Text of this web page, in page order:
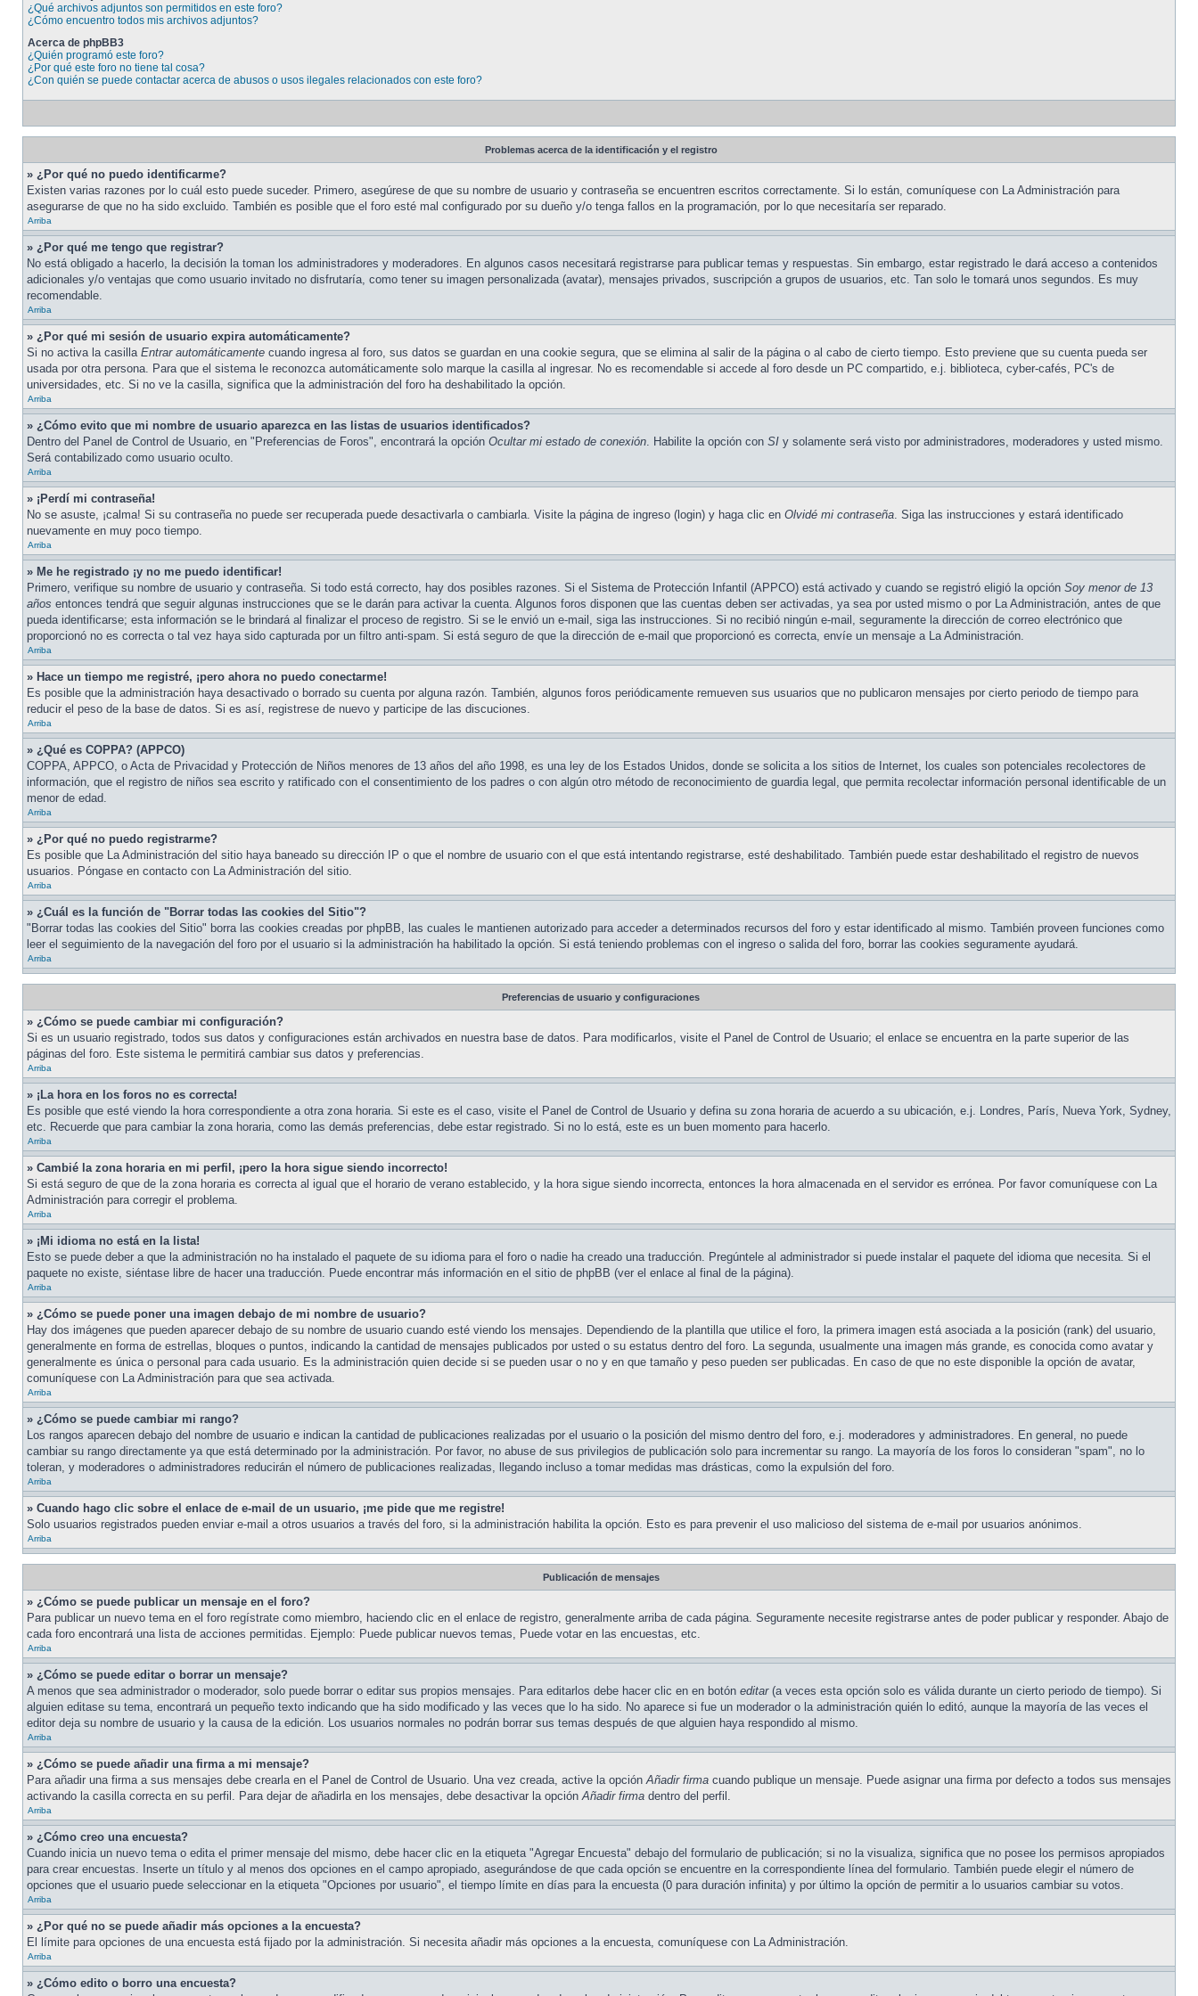
¿Qué archivos adjuntos son permitidos en este foro?
¿Cómo encuentro todos mis archivos adjuntos?
Acerca de phpBB3
¿Quién programó este foro?
¿Por qué este foro no tiene tal cosa?
¿Con quién se puede contactar acerca de abusos o usos ilegales relacionados con este foro?
Problemas acerca de la identificación y el registro
» ¿Por qué no puedo identificarme?
Existen varias razones por lo cuál esto puede suceder. Primero, asegúrese de que su nombre de usuario y contraseña se encuentren escritos correctamente. Si lo están, comuníquese con La Administración para
asegurarse de que no ha sido excluido. También es posible que el foro esté mal configurado por su dueño y/o tenga fallos en la programación, por lo que necesitaría ser reparado.
Arriba
» ¿Por qué me tengo que registrar?
No está obligado a hacerlo, la decisión la toman los administradores y moderadores. En algunos casos necesitará registrarse para publicar temas y respuestas. Sin embargo, estar registrado le dará acceso a contenidos
adicionales y/o ventajas que como usuario invitado no disfrutaría, como tener su imagen personalizada (avatar), mensajes privados, suscripción a grupos de usuarios, etc. Tan solo le tomará unos segundos. Es muy
recomendable.
Arriba
» ¿Por qué mi sesión de usuario expira automáticamente?
Si no activa la casilla Entrar automáticamente cuando ingresa al foro, sus datos se guardan en una cookie segura, que se elimina al salir de la página o al cabo de cierto tiempo. Esto previene que su cuenta pueda ser
usada por otra persona. Para que el sistema le reconozca automáticamente solo marque la casilla al ingresar. No es recomendable si accede al foro desde un PC compartido, e.j. biblioteca, cyber-cafés, PC's de
universidades, etc. Si no ve la casilla, significa que la administración del foro ha deshabilitado la opción.
Arriba
» ¿Cómo evito que mi nombre de usuario aparezca en las listas de usuarios identificados?
Dentro del Panel de Control de Usuario, en "Preferencias de Foros", encontrará la opción Ocultar mi estado de conexión. Habilite la opción con SI y solamente será visto por administradores, moderadores y usted mismo.
Será contabilizado como usuario oculto.
Arriba
» ¡Perdí mi contraseña!
No se asuste, ¡calma! Si su contraseña no puede ser recuperada puede desactivarla o cambiarla. Visite la página de ingreso (login) y haga clic en Olvidé mi contraseña. Siga las instrucciones y estará identificado
nuevamente en muy poco tiempo.
Arriba
» Me he registrado ¡y no me puedo identificar!
Primero, verifique su nombre de usuario y contraseña. Si todo está correcto, hay dos posibles razones. Si el Sistema de Protección Infantil (APPCO) está activado y cuando se registró eligió la opción Soy menor de 13
años entonces tendrá que seguir algunas instrucciones que se le darán para activar la cuenta. Algunos foros disponen que las cuentas deben ser activadas, ya sea por usted mismo o por La Administración, antes de que
pueda identificarse; esta información se le brindará al finalizar el proceso de registro. Si se le envió un e-mail, siga las instrucciones. Si no recibió ningún e-mail, seguramente la dirección de correo electrónico que
proporcionó no es correcta o tal vez haya sido capturada por un filtro anti-spam. Si está seguro de que la dirección de e-mail que proporcionó es correcta, envíe un mensaje a La Administración.
Arriba
» Hace un tiempo me registré, ¡pero ahora no puedo conectarme!
Es posible que la administración haya desactivado o borrado su cuenta por alguna razón. También, algunos foros periódicamente remueven sus usuarios que no publicaron mensajes por cierto periodo de tiempo para
reducir el peso de la base de datos. Si es así, registrese de nuevo y participe de las discuciones.
Arriba
» ¿Qué es COPPA? (APPCO)
COPPA, APPCO, o Acta de Privacidad y Protección de Niños menores de 13 años del año 1998, es una ley de los Estados Unidos, donde se solicita a los sitios de Internet, los cuales son potenciales recolectores de
información, que el registro de niños sea escrito y ratificado con el consentimiento de los padres o con algún otro método de reconocimiento de guardia legal, que permita recolectar información personal identificable de un
menor de edad.
Arriba
» ¿Por qué no puedo registrarme?
Es posible que La Administración del sitio haya baneado su dirección IP o que el nombre de usuario con el que está intentando registrarse, esté deshabilitado. También puede estar deshabilitado el registro de nuevos
usuarios. Póngase en contacto con La Administración del sitio.
Arriba
» ¿Cuál es la función de "Borrar todas las cookies del Sitio"?
"Borrar todas las cookies del Sitio" borra las cookies creadas por phpBB, las cuales le mantienen autorizado para acceder a determinados recursos del foro y estar identificado al mismo. También proveen funciones como
leer el seguimiento de la navegación del foro por el usuario si la administración ha habilitado la opción. Si está teniendo problemas con el ingreso o salida del foro, borrar las cookies seguramente ayudará.
Arriba
Preferencias de usuario y configuraciones
» ¿Cómo se puede cambiar mi configuración?
Si es un usuario registrado, todos sus datos y configuraciones están archivados en nuestra base de datos. Para modificarlos, visite el Panel de Control de Usuario; el enlace se encuentra en la parte superior de las
páginas del foro. Este sistema le permitirá cambiar sus datos y preferencias.
Arriba
» ¡La hora en los foros no es correcta!
Es posible que esté viendo la hora correspondiente a otra zona horaria. Si este es el caso, visite el Panel de Control de Usuario y defina su zona horaria de acuerdo a su ubicación, e.j. Londres, París, Nueva York, Sydney,
etc. Recuerde que para cambiar la zona horaria, como las demás preferencias, debe estar registrado. Si no lo está, este es un buen momento para hacerlo.
Arriba
» Cambié la zona horaria en mi perfil, ¡pero la hora sigue siendo incorrecto!
Si está seguro de que de la zona horaria es correcta al igual que el horario de verano establecido, y la hora sigue siendo incorrecta, entonces la hora almacenada en el servidor es errónea. Por favor comuníquese con La
Administración para corregir el problema.
Arriba
» ¡Mi idioma no está en la lista!
Esto se puede deber a que la administración no ha instalado el paquete de su idioma para el foro o nadie ha creado una traducción. Pregúntele al administrador si puede instalar el paquete del idioma que necesita. Si el
paquete no existe, siéntase libre de hacer una traducción. Puede encontrar más información en el sitio de phpBB (ver el enlace al final de la página).
Arriba
» ¿Cómo se puede poner una imagen debajo de mi nombre de usuario?
Hay dos imágenes que pueden aparecer debajo de su nombre de usuario cuando esté viendo los mensajes. Dependiendo de la plantilla que utilice el foro, la primera imagen está asociada a la posición (rank) del usuario,
generalmente en forma de estrellas, bloques o puntos, indicando la cantidad de mensajes publicados por usted o su estatus dentro del foro. La segunda, usualmente una imagen más grande, es conocida como avatar y
generalmente es única o personal para cada usuario. Es la administración quien decide si se pueden usar o no y en que tamaño y peso pueden ser publicadas. En caso de que no este disponible la opción de avatar,
comuníquese con La Administración para que sea activada.
Arriba
» ¿Cómo se puede cambiar mi rango?
Los rangos aparecen debajo del nombre de usuario e indican la cantidad de publicaciones realizadas por el usuario o la posición del mismo dentro del foro, e.j. moderadores y administradores. En general, no puede
cambiar su rango directamente ya que está determinado por la administración. Por favor, no abuse de sus privilegios de publicación solo para incrementar su rango. La mayoría de los foros lo consideran "spam", no lo
toleran, y moderadores o administradores reducirán el número de publicaciones realizadas, llegando incluso a tomar medidas mas drásticas, como la expulsión del foro.
Arriba
» Cuando hago clic sobre el enlace de e-mail de un usuario, ¡me pide que me registre!
Solo usuarios registrados pueden enviar e-mail a otros usuarios a través del foro, si la administración habilita la opción. Esto es para prevenir el uso malicioso del sistema de e-mail por usuarios anónimos.
Arriba
Publicación de mensajes
» ¿Cómo se puede publicar un mensaje en el foro?
Para publicar un nuevo tema en el foro regístrate como miembro, haciendo clic en el enlace de registro, generalmente arriba de cada página. Seguramente necesite registrarse antes de poder publicar y responder. Abajo de
cada foro encontrará una lista de acciones permitidas. Ejemplo: Puede publicar nuevos temas, Puede votar en las encuestas, etc.
Arriba
» ¿Cómo se puede editar o borrar un mensaje?
A menos que sea administrador o moderador, solo puede borrar o editar sus propios mensajes. Para editarlos debe hacer clic en en botón editar(a veces esta opción solo es válida durante un cierto periodo de tiempo). Si
alguien editase su tema, encontrará un pequeño texto indicando que ha sido modificado y las veces que lo ha sido. No aparece si fue un moderador o la administración quién lo editó, aunque la mayoría de las veces el
editor deja su nombre de usuario y la causa de la edición. Los usuarios normales no podrán borrar sus temas después de que alguien haya respondido al mismo.
Arriba
» ¿Cómo se puede añadir una firma a mi mensaje?
Para añadir una firma a sus mensajes debe crearla en el Panel de Control de Usuario. Una vez creada, active la opciónAñadir firma cuando publique un mensaje. Puede asignar una firma por defecto a todos sus mensajes
activando la casilla correcta en su perfil. Para dejar de añadirla en los mensajes, debe desactivar la opciónAñadir firma dentro del perfil.
Arriba
» ¿Cómo creo una encuesta?
Cuando inicia un nuevo tema o edita el primer mensaje del mismo, debe hacer clic en la etiqueta "Agregar Encuesta" debajo del formulario de publicación; si no la visualiza, significa que no posee los permisos apropiados
para crear encuestas. Inserte un título y al menos dos opciones en el campo apropiado, asegurándose de que cada opción se encuentre en la correspondiente línea del formulario. También puede elegir el número de
opciones que el usuario puede seleccionar en la etiqueta "Opciones por usuario", el tiempo límite en días para la encuesta (0 para duración infinita) y por último la opción de permitir a lo usuarios cambiar su votos.
Arriba
» ¿Por qué no se puede añadir más opciones a la encuesta?
El límite para opciones de una encuesta está fijado por la administración. Si necesita añadir más opciones a la encuesta, comuníquese con La Administración.
Arriba
» ¿Cómo edito o borro una encuesta?